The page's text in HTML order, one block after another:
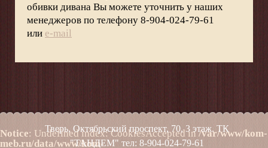
обивки дивана Вы можете уточнить у наших
менеджеров по телефону 8-904-024-79-61
или e-mail
Тверь, Октябрьский проспект, 70, 3 этаж. ТК
"ТАНДЕМ" тел:8-904-024-79-61
Notice: Undefined index: CookiesAccepted in/var/www/kom-
meb.ru/data/www/kom-